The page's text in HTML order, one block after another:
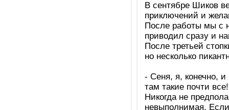
В сентябре Шиков
приключений и
После работы мы с
приводил сразу и
После третьей
но несколько
- Сеня, я, конечно,
там такие почти
Никогда не
невыполнимая.